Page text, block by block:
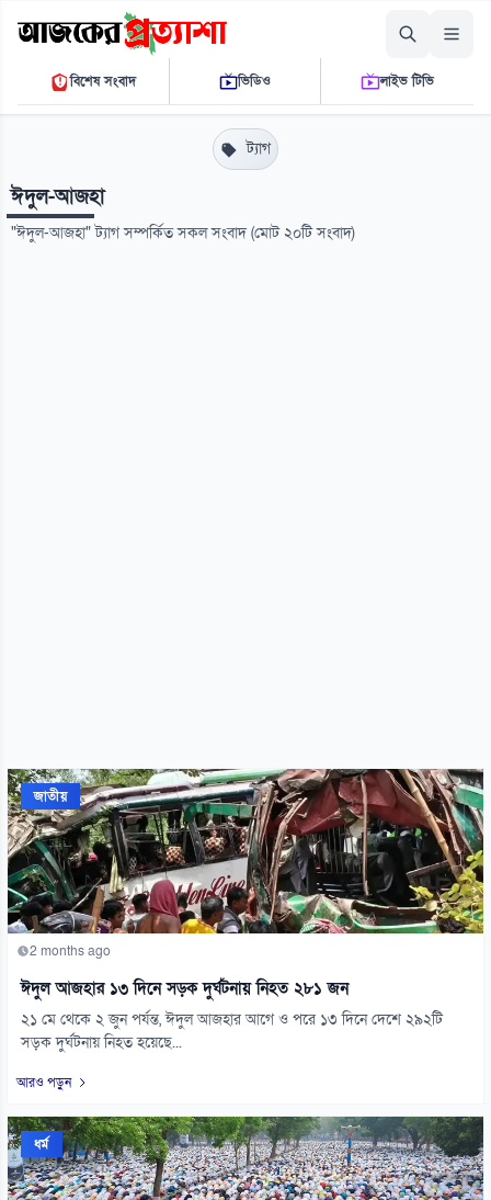
বৃহস্পতিবার, ০৬ আগস্ট ২০২৬
১২ ২৯ ০৩ পি.এম.THE DAILY AJKER PROTTASHA
বিশেষ সংবাদ ভিডিও লাইভ টিভি
ট্যাগ
ঈদুল-আজহা
"ঈদুল-আজহা" ট্যাগ সম্পর্কিত সকল সংবাদ (মোট ২০টি সংবাদ)
জাতীয়
2 months ago
ঈদুল আজহার ১৩ দিনে সড়ক দুর্ঘটনায় নিহত ২৮১ জন
২১ মে থেকে ২ জুন পর্যন্ত, ঈদুল আজহার আগে ও পরে ১৩ দিনে দেশে ২৯২টি
সড়ক দুর্ঘটনায় নিহত হয়েছে...
আরও পড়ুন
ধর্ম